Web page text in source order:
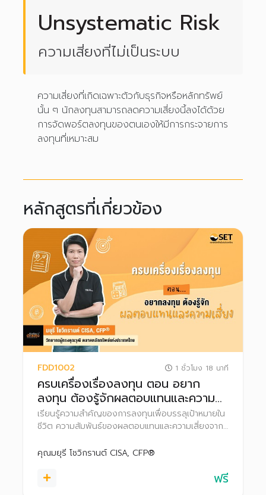
Unsystematic Risk
ความเสี่ยงที่ไม่เป็นระบบ
ความเสี่ยงที่เกิดเฉพาะตัวกับธุรกิจหรือหลักทรัพย์
นั้น ๆ นักลงทุนสามารถลดความเสี่ยงนี้ลงได้ด้วย
การจัดพอร์ตลงทุนของตนเองให้มีการกระจายการ
ลงทุนที่เหมาะสม
หลักสูตรที่เกี่ยวข้อง
FDD1002 1 ชั่วโมง 18 นาที
ครบเครื่องเรื่องลงทุน ตอน อยาก
ลงทุน ต้องรู้จักผลตอบแทนและความ
เสี่ยง
เรียนรู้ความสำคัญของการลงทุนเพื่อบรรลุเป้าหมายใน
ชีวิต ความสัมพันธ์ของผลตอบแทนและความเสี่ยงจาก
คุณมยุรี โชวิกรานต์ CISA, CFP®
ฟรี